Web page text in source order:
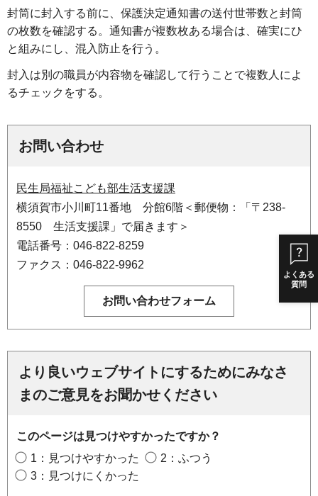
よくある
質問
封筒に封入する前に、保護決定通知書の送付世帯数と封筒
の枚数を確認する。通知書が複数枚ある場合は、確実にひ
と組みにし、混入防止を行う。
封入は別の職員が内容物を確認して行うことで複数人によ
るチェックをする。
お問い合わせ
民生局福祉こども部生活支援課
横須賀市小川町11番地 分館6階＜郵便物：「〒238-
8550 生活支援課」で届きます＞
電話番号：046-822-8259
ファクス：046-822-9962
より良いウェブサイトにするためにみなさ
まのご意見をお聞かせください
このページは見つけやすかったですか？
1：見つけやすかった
2：ふつう
3：見つけにくかった